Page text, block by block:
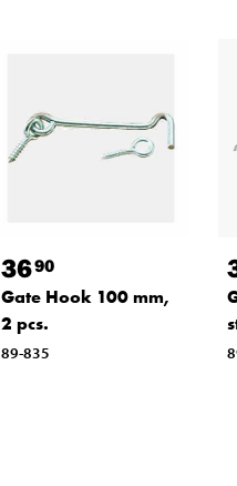
3690
Gate Hook 100 mm,
2 pcs.
89-835